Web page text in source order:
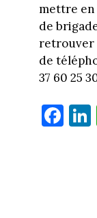
mettre en
de
retrouver
de
37 60 25
Fa
ce